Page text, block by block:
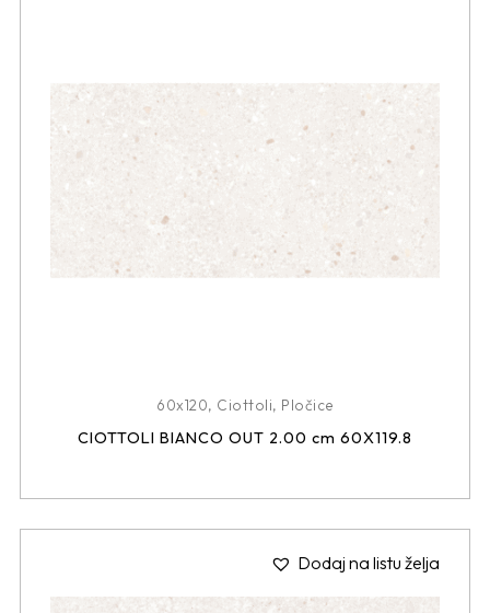
60x120, Ciottoli, Pločice
CIOTTOLI BIANCO OUT 2.00 cm 60X119.8
Dodaj na listu želja